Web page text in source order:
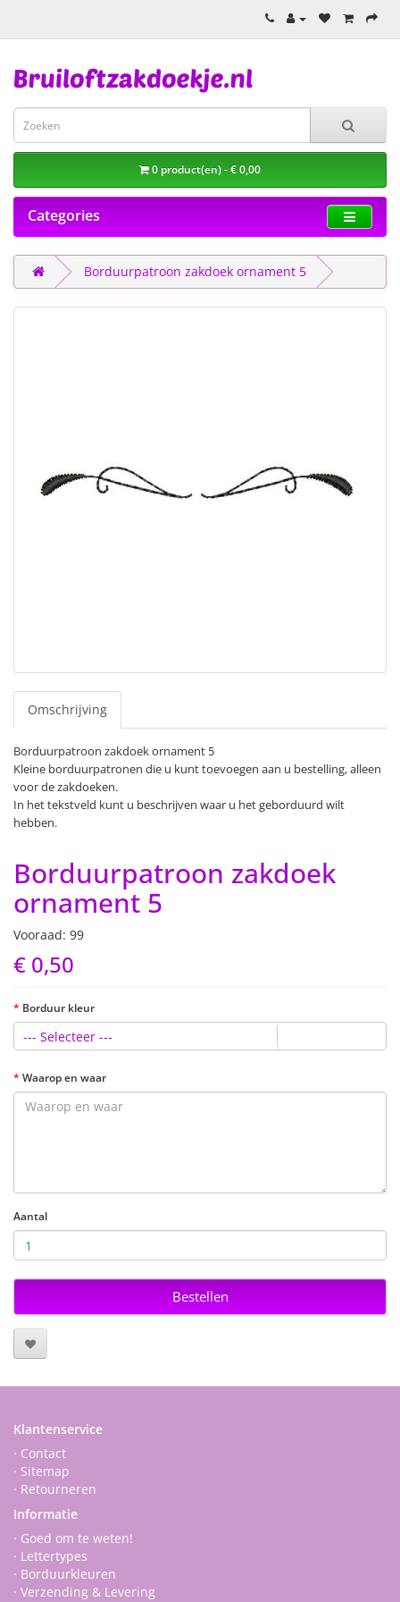
0 product(en) - € 0,00
Categories
Borduurpatroon zakdoek ornament 5
Omschrijving
Borduurpatroon zakdoek ornament 5
Kleine borduurpatronen die u kunt toevoegen aan u bestelling, alleen
voor de zakdoeken.
In het tekstveld kunt u beschrijven waar u het geborduurd wilt
hebben.
Borduurpatroon zakdoek
ornament 5
Vooraad: 99
€ 0,50
Borduur kleur
--- Selecteer ---
Waarop en waar
Aantal
Bestellen
Klantenservice
· Contact
· Sitemap
· Retourneren
Informatie
· Goed om te weten!
· Lettertypes
· Borduurkleuren
· Verzending & Levering